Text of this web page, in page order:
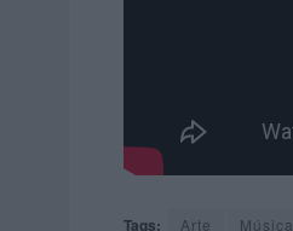
Tags: Arte Música